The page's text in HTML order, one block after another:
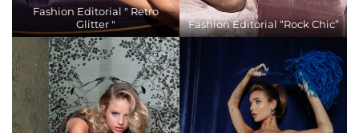
Fashion Editorial " Retro
Glitter "
Fashion Editorial “Rock Chic”